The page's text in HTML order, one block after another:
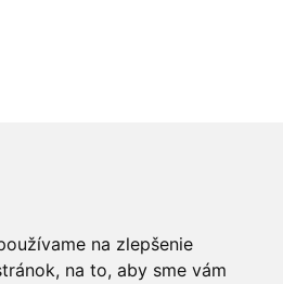
na zlepšenie
na to, aby sme vám